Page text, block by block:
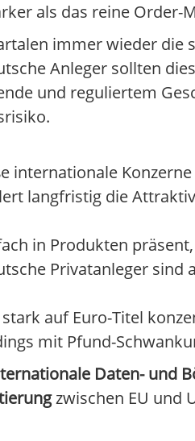
als das reine Order-
immer wieder die
Anleger sollten
und reguliertem
internationale
langfristig die
in Produkten
Privatanleger
auf Euro-Titel
mit Pfund-
Daten- und
zwischen EU und